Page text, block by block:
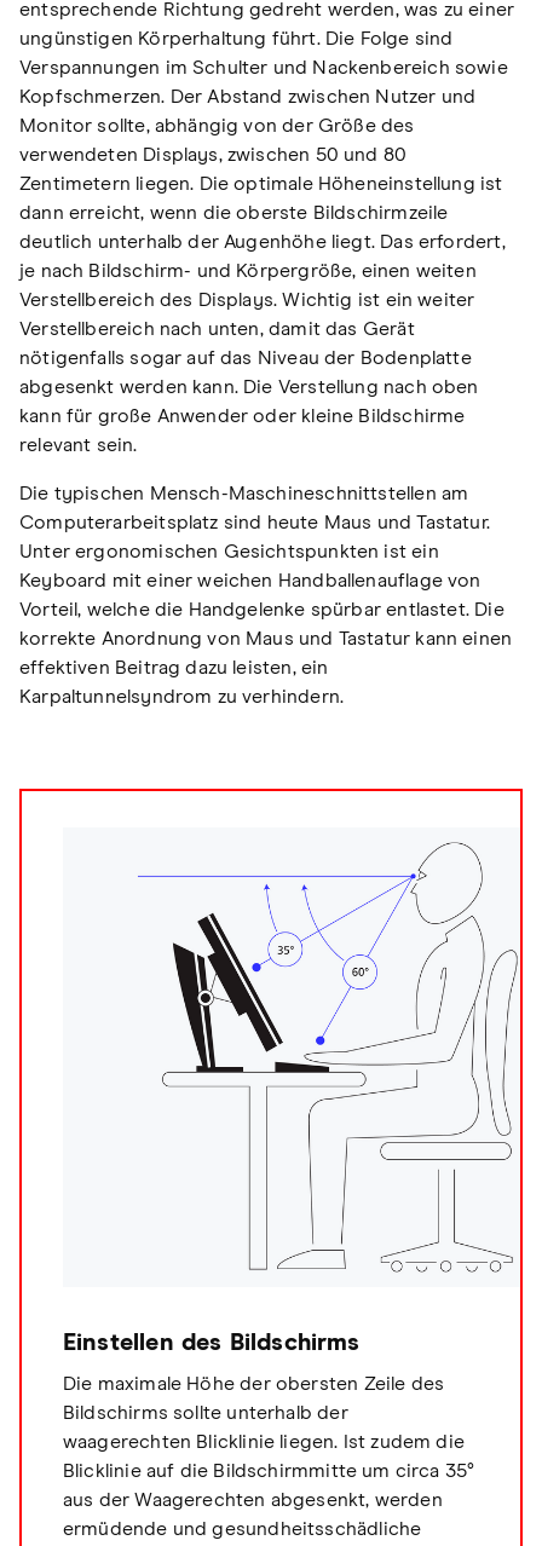
entsprechende Richtung gedreht werden, was zu einer
ungünstigen Körperhaltung führt. Die Folge sind
Verspannungen im Schulter und Nackenbereich sowie
Kopfschmerzen. Der Abstand zwischen Nutzer und
Monitor sollte, abhängig von der Größe des
verwendeten Displays, zwischen 50 und 80
Zentimetern liegen. Die optimale Höheneinstellung ist
dann erreicht, wenn die oberste Bildschirmzeile
deutlich unterhalb der Augenhöhe liegt. Das erfordert,
je nach Bildschirm- und Körpergröße, einen weiten
Verstellbereich des Displays. Wichtig ist ein weiter
Verstellbereich nach unten, damit das Gerät
nötigenfalls sogar auf das Niveau der Bodenplatte
abgesenkt werden kann. Die Verstellung nach oben
kann für große Anwender oder kleine Bildschirme
relevant sein.
Die typischen Mensch-Maschineschnittstellen am
Computerarbeitsplatz sind heute Maus und Tastatur.
Unter ergonomischen Gesichtspunkten ist ein
Keyboard mit einer weichen Handballenauflage von
Vorteil, welche die Handgelenke spürbar entlastet. Die
korrekte Anordnung von Maus und Tastatur kann einen
effektiven Beitrag dazu leisten, ein
Karpaltunnelsyndrom zu verhindern.
Einstellen des Bildschirms
Die maximale Höhe der obersten Zeile des
Bildschirms sollte unterhalb der
waagerechten Blicklinie liegen. Ist zudem die
Blicklinie auf die Bildschirmmitte um circa 35°
aus der Waagerechten abgesenkt, werden
ermüdende und gesundheitsschädliche